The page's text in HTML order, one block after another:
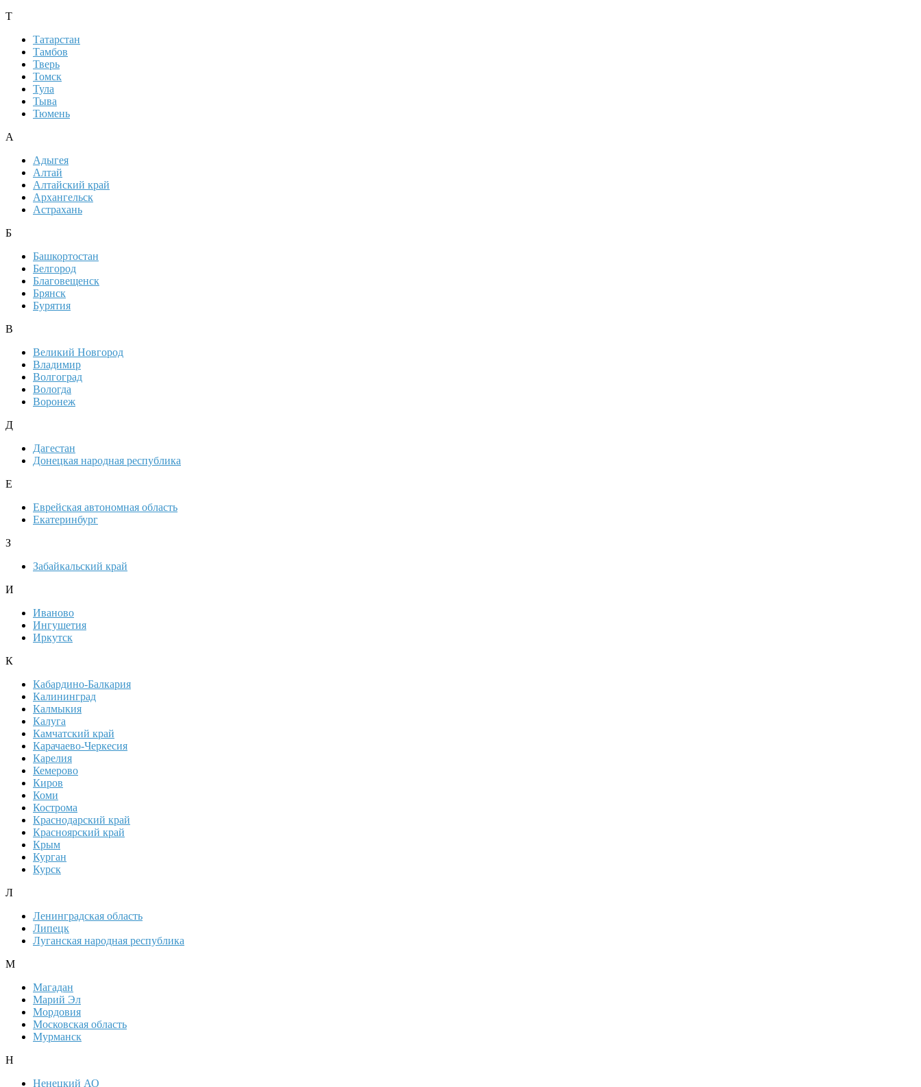
Т
Татарстан
Тамбов
Тверь
Томск
Тула
Тыва
Тюмень
А
Адыгея
Алтай
Алтайский край
Архангельск
Астрахань
Б
Башкортостан
Белгород
Благовещенск
Брянск
Бурятия
В
Великий Новгород
Владимир
Волгоград
Вологда
Воронеж
Д
Дагестан
Донецкая народная республика
Е
Еврейская автономная область
Екатеринбург
З
Забайкальский край
И
Иваново
Ингушетия
Иркутск
К
Кабардино-Балкария
Калининград
Калмыкия
Калуга
Камчатский край
Карачаево-Черкесия
Карелия
Кемерово
Киров
Коми
Кострома
Краснодарский край
Красноярский край
Крым
Курган
Курск
Л
Ленинградская область
Липецк
Луганская народная республика
М
Магадан
Марий Эл
Мордовия
Московская область
Мурманск
Н
Ненецкий АО